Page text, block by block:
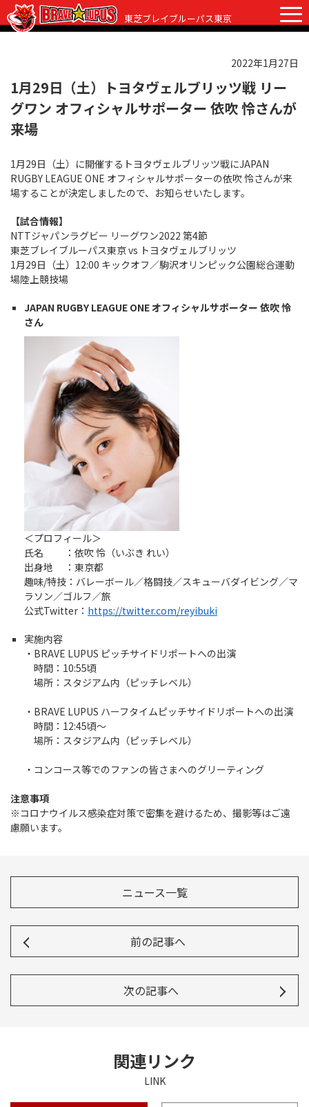
東芝ブレイブルーパス東京
チケット グッズ ファンクラブ 観戦ガイド
観戦ガイド
ラグビーって何？
会場紹介
クラブからのお願い
ニュース
選手・スタッフ
選手
スタッフ
マスコット
クラブ情報
株式会社 ブレイブルーパス東京概要
地域貢献活動
アカデミー
パートナー
InstagramX Facebook Youtube
パートナーシップのご案内
2022年1月27日
1月29日（土）トヨタヴェルブリッツ戦 リー
グワン オフィシャルサポーター 依吹 怜さんが
来場
1月29日（土）に開催するトヨタヴェルブリッツ戦にJAPAN
RUGBY LEAGUE ONE オフィシャルサポーターの依吹 怜さんが来
場することが決定しましたので、お知らせいたします。
【試合情報】
NTTジャパンラグビー リーグワン2022 第4節
東芝ブレイブルーパス東京 vs トヨタヴェルブリッツ
1月29日（土）12:00 キックオフ／駒沢オリンピック公園総合運動
場陸上競技場
JAPAN RUGBY LEAGUE ONE オフィシャルサポーター 依吹 怜
さん
＜プロフィール＞
氏名 ：依吹 怜（いぶき れい）
出身地 ：東京都
趣味/特技：バレーボール／格闘技／スキューバダイビング／マ
ラソン／ゴルフ／旅
公式Twitter： https://twitter.com/reyibuki
実施内容
・BRAVE LUPUS ピッチサイドリポートへの出演
時間：10:55頃
場所：スタジアム内（ピッチレベル）
・BRAVE LUPUS ハーフタイムピッチサイドリポートへの出演
時間：12:45頃～
場所：スタジアム内（ピッチレベル）
・コンコース等でのファンの皆さまへのグリーティング
注意事項
※コロナウイルス感染症対策で密集を避けるため、撮影等はご遠
慮願います。
ニュース一覧
前の記事へ
次の記事へ
関連リンク
LINK